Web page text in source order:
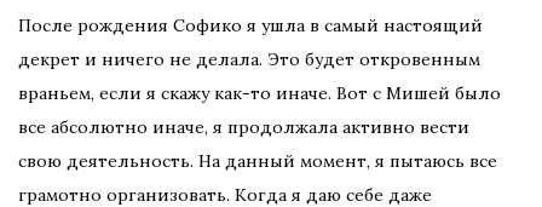
После рождения Софико я ушла в самый настоящий
декрет и ничего не делала. Это будет откровенным
враньем, если я скажу как-то иначе. Вот с Мишей было
все абсолютно иначе, я продолжала активно вести
свою деятельность. На данный момент, я пытаюсь все
грамотно организовать. Когда я даю себе даже